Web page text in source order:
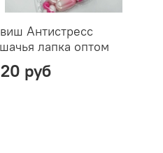
Антистресс
лапка оптом
20 руб